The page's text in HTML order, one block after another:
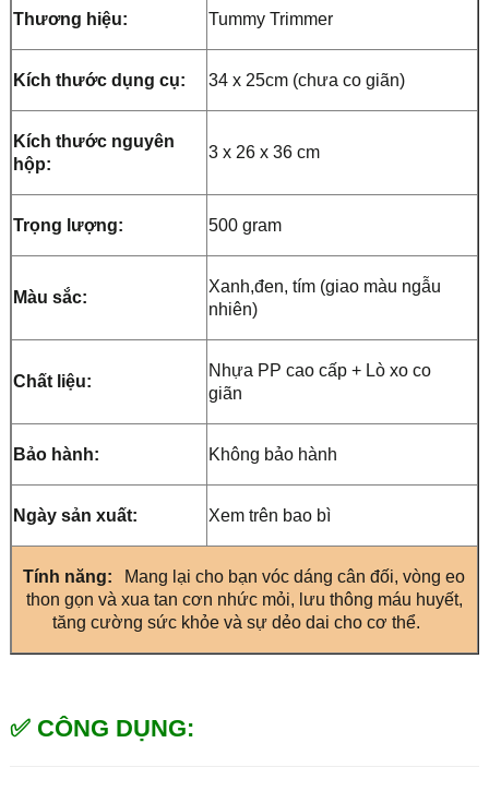
Thương hiệu: Tummy Trimmer
Kích thước dụng cụ: 34 x 25cm (chưa co giãn)
Kích thước nguyên
hộp:
3 x 26 x 36 cm
Trọng lượng: 500 gram
Màu sắc:
Xanh,đen, tím (giao màu ngẫu
nhiên)
Chất liệu:
Nhựa PP cao cấp + Lò xo co
giãn
Bảo hành: Không bảo hành
Ngày sản xuất: Xem trên bao bì
Tính năng:
Mang lại cho bạn vóc dáng cân đối, vòng eo
thon gọn và xua tan cơn nhức mỏi, lưu thông máu huyết,
tăng cường sức khỏe và sự dẻo dai cho cơ thể.
✅ CÔNG DỤNG: